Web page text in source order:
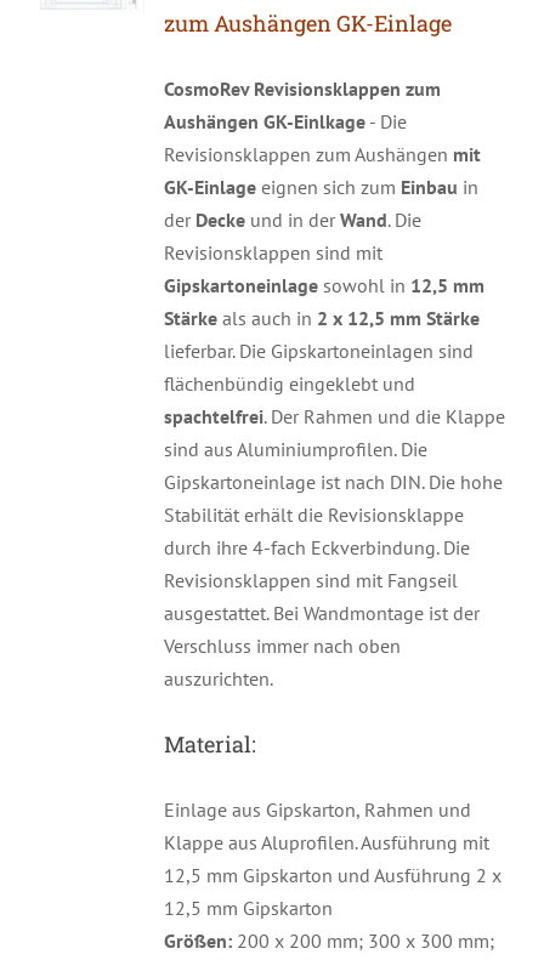
zum Aushängen GK-Einlage
CosmoRev Revisionsklappen zum
Aushängen GK-Einlkage- Die
Revisionsklappen zum Aushängen mit
GK-Einlageeignen sich zum Einbau in
der Deckeund in der Wand. Die
Revisionsklappen sind mit
Gipskartoneinlagesowohl in 12,5 mm
Stärkeals auch in 2 x 12,5 mm Stärke
lieferbar. Die Gipskartoneinlagen sind
flächenbündig eingeklebt und
spachtelfrei. Der Rahmen und die Klappe
sind aus Aluminiumprofilen. Die
Gipskartoneinlage ist nach DIN. Die hohe
Stabilität erhält die Revisionsklappe
durch ihre 4-fach Eckverbindung. Die
Revisionsklappen sind mit Fangseil
ausgestattet. Bei Wandmontage ist der
Verschluss immer nach oben
auszurichten.
Material:
Einlage aus Gipskarton, Rahmen und
Klappe aus Aluprofilen. Ausführung mit
12,5 mm Gipskarton und Ausführung 2 x
12,5 mm Gipskarton
Größen:200 x 200 mm; 300 x 300 mm;